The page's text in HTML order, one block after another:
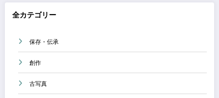
全カテゴリー
保存・伝承
創作
古写真